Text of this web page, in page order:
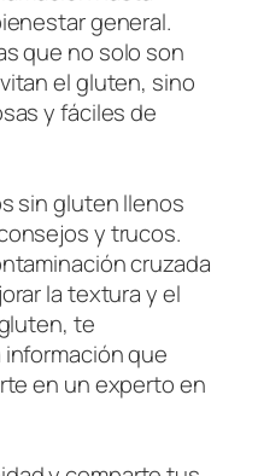
general.
que no solo son
el gluten, sino
y fáciles de
sin gluten llenos
y trucos.
cruzada
la textura y el
te
que
en un experto en